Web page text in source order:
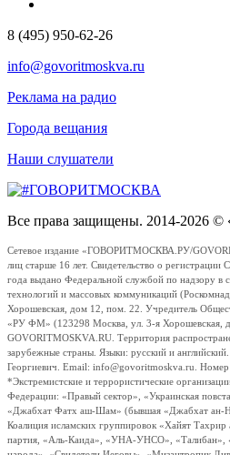
8 (495) 950-62-26
info@govoritmoskva.ru
Реклама на радио
Города вещания
Наши слушатели
Все права защищены. 2014-2026 ©
Сетевое издание «ГОВОРИТМОСКВА.РУ/
лиц старше 16 лет. Свидетельство о
года выдано Федеральной службой по надзору в
технологий и массовых коммуникаций
Хорошевская, дом 12, пом. 22. Учредитель
«РУ ФМ» (123298 Москва, ул. 3-я Хорошевская,
GOVORITMOSKVA.RU. Территория
зарубежные страны. Языки: русский и
Георгиевич. Email: info@govoritmoskva.ru.
*Экстремистские и террористические
Федерации: «Правый сектор», «Украинская
«Джабхат Фатх аш-Шам» (бывшая «Джабхат ан-
Коалиция исламских группировок «Хайят
партия, «Аль-Каида», «УНА-УНСО», «Талибан»,